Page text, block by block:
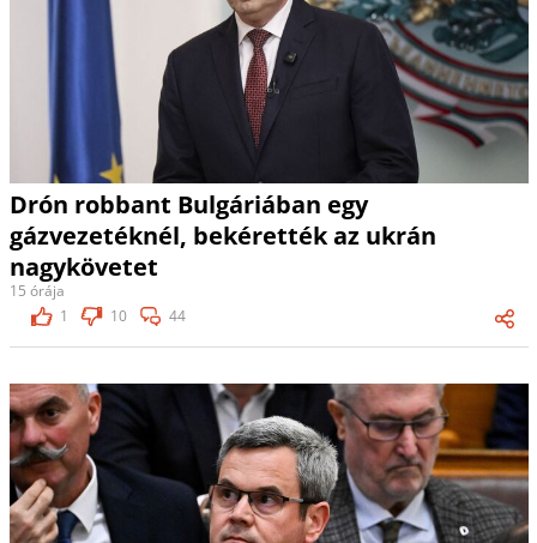
Drón robbant Bulgáriában egy
gázvezetéknél, bekérették az ukrán
nagykövetet
15 órája
1
10 44